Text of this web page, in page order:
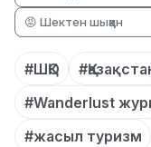
😡 Шектен шыққан
#ШҚО
#Wanderlust
#жасыл туризм